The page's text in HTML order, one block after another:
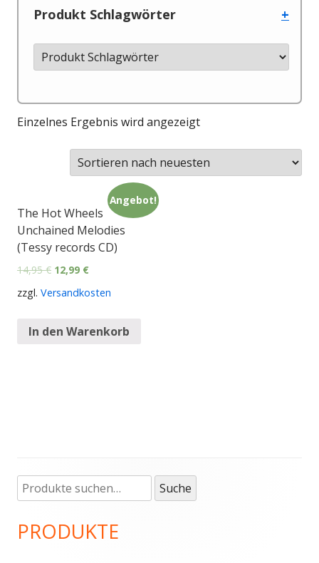
Produkt Schlagwörter +
Einzelnes Ergebnis wird angezeigt
Angebot!
The Hot Wheels
Unchained Melodies
(Tessy records CD)
14,95€ 12,99 €
zzgl. Versandkosten
In den Warenkorb
Haupt-
Seitenleiste
Suche
nach:
Suche
PRODUKTE